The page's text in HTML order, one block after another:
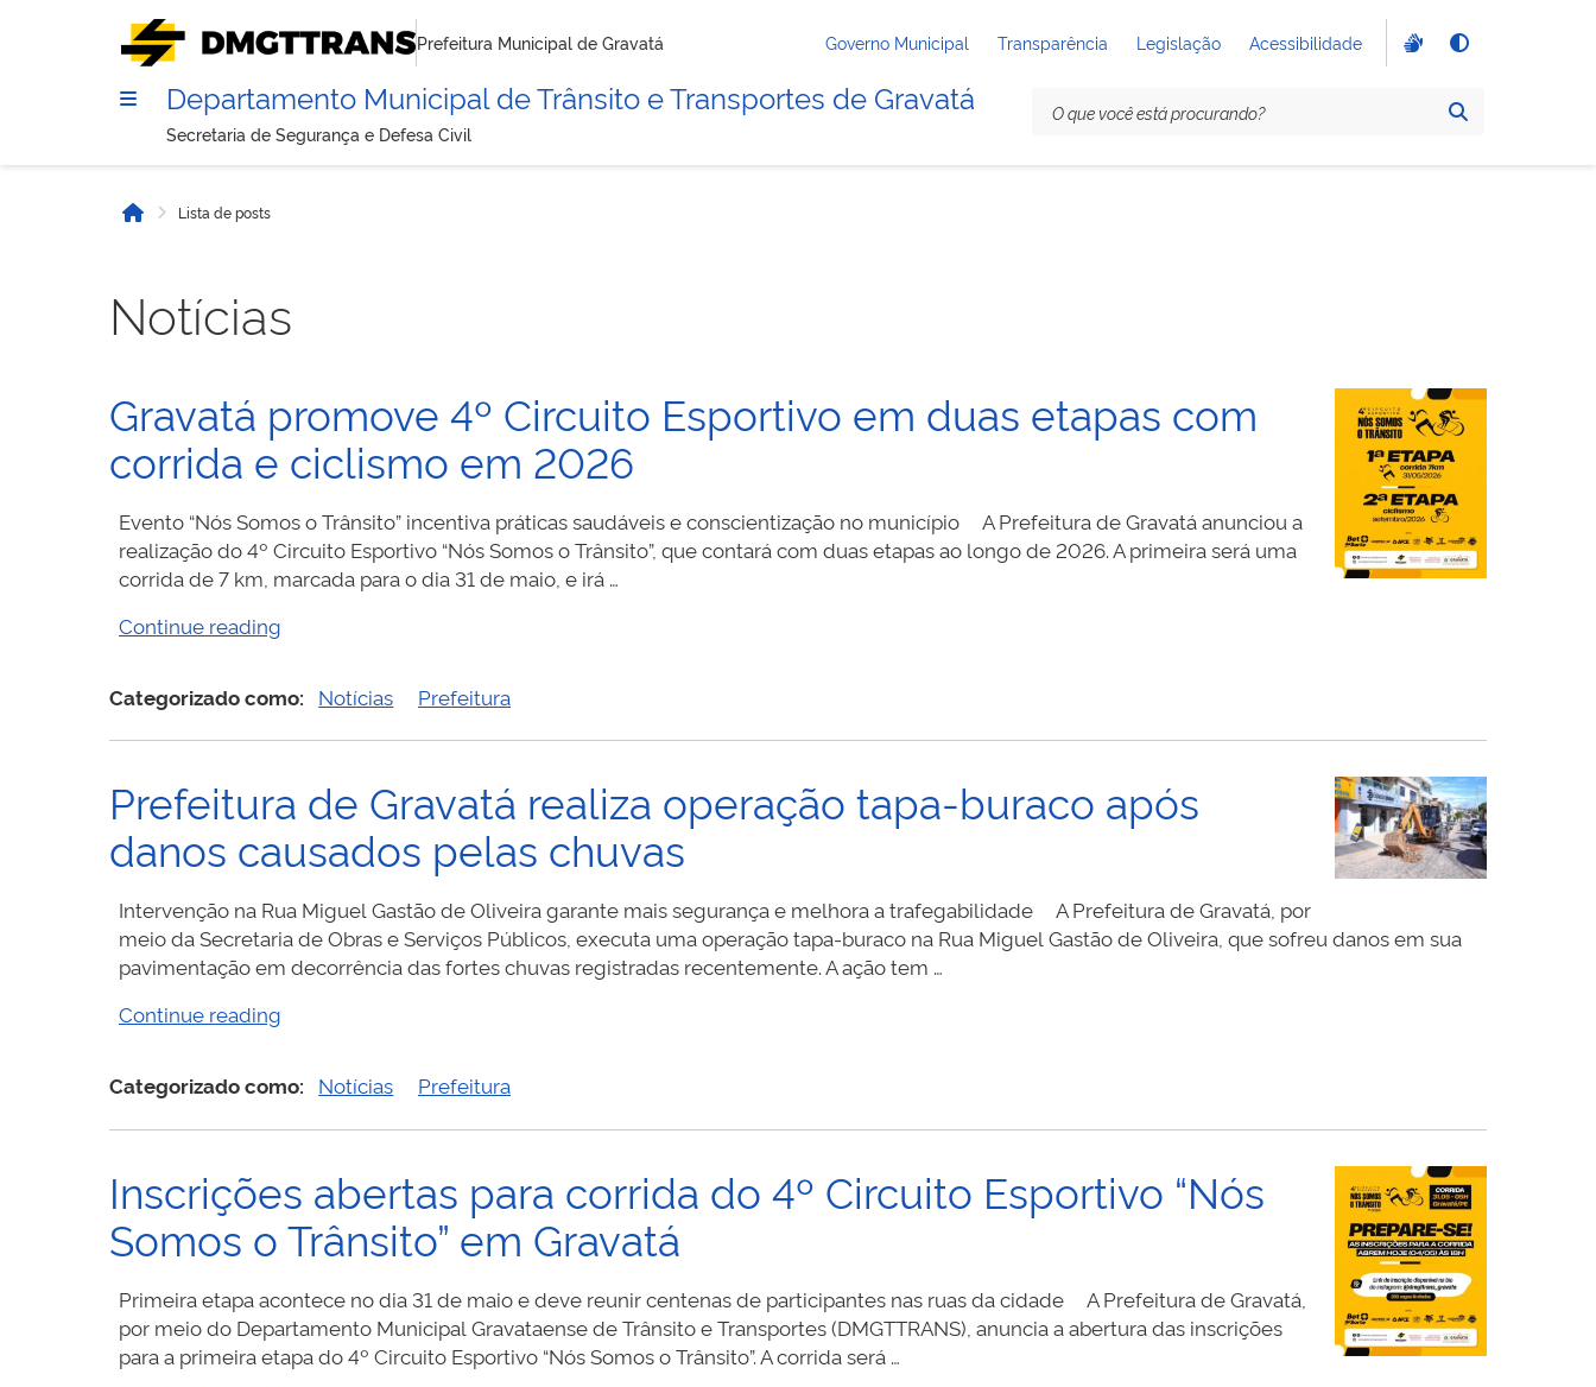
Prefeitura Municipal de Gravatá Governo Municipal Transparência Legislação Acessibilidade
Departamento Municipal de Trânsito e Transportes de Gravatá
Secretaria de Segurança e Defesa Civil
InícioLista de posts
Notícias
Gravatá promove 4º Circuito Esportivo em duas etapas com
corrida e ciclismo em 2026
Evento “Nós Somos o Trânsito” incentiva práticas saudáveis e conscientização no município A Prefeitura de Gravatá anunciou a
realização do 4º Circuito Esportivo “Nós Somos o Trânsito”, que contará com duas etapas ao longo de 2026. A primeira será uma
corrida de 7 km, marcada para o dia 31 de maio, e irá …
Continue reading
Circuito
Esportivo
duas
etapas
com
e
ciclismo
em
Categorizado como: Notícias Prefeitura
Prefeitura de Gravatá realiza operação tapa-buraco após
danos causados pelas chuvas
Intervenção na Rua Miguel Gastão de Oliveira garante mais segurança e melhora a trafegabilidade A Prefeitura de Gravatá, por
meio da Secretaria de Obras e Serviços Públicos, executa uma operação tapa-buraco na Rua Miguel Gastão de Oliveira, que sofreu danos em sua
pavimentação em decorrência das fortes chuvas registradas recentemente. A ação tem …
Continue reading
realiza
operação
buraco
após
danos
pelas
chuvas”
Categorizado como: Notícias Prefeitura
Inscrições abertas para corrida do 4º Circuito Esportivo “Nós
Somos o Trânsito” em Gravatá
Primeira etapa acontece no dia 31 de maio e deve reunir centenas de participantes nas ruas da cidade A Prefeitura de Gravatá,
por meio do Departamento Municipal Gravataense de Trânsito e Transportes (DMGTTRANS), anuncia a abertura das inscrições
para a primeira etapa do 4º Circuito Esportivo “Nós Somos o Trânsito”. A corrida será …